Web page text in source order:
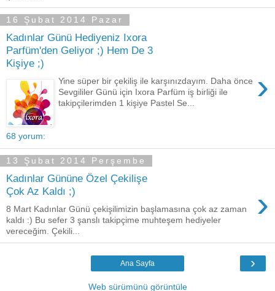
16 Şubat 2014 Pazar
Kadınlar Günü Hediyeniz Ixora
Parfüm'den Geliyor ;) Hem De 3
Kişiye ;)
›
Yine süper bir çekiliş ile karşınızdayım. Daha önce
Sevgililer Günü için Ixora Parfüm iş birliği ile
takipçilerimden 1 kişiye Pastel Se...
68 yorum:
13 Şubat 2014 Perşembe
Kadınlar Gününe Özel Çekilişe
Çok Az Kaldı ;)
›
8 Mart Kadınlar Günü çekişilimizin başlamasına çok az zaman
kaldı :) Bu sefer 3 şanslı takipçime muhteşem hediyeler
vereceğim. Çekili...
›
Ana Sayfa
Web sürümünü görüntüle